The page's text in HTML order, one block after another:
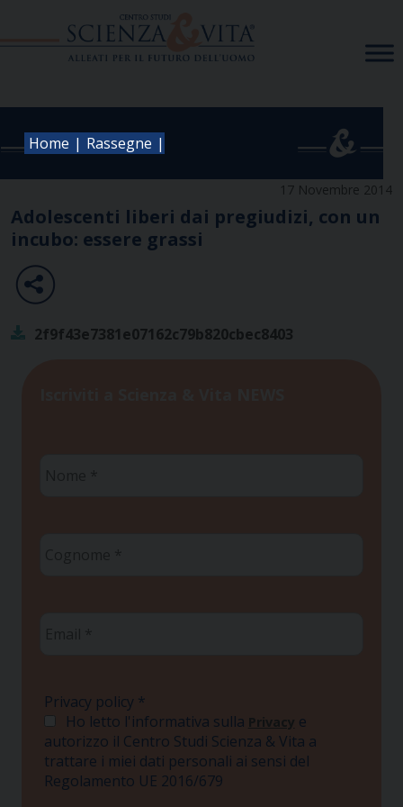
Home | Rassegne |
17 Novembre 2014
Adolescenti liberi dai pregiudizi, con un
incubo: essere grassi
2f9f43e7381e07162c79b820cbec8403
Privacy policy *
Ho letto l'informativa sulla Privacy e
autorizzo il Centro Studi Scienza & Vita a
trattare i miei dati personali ai sensi del
Regolamento UE 2016/679